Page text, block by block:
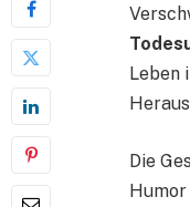
Leben
Die